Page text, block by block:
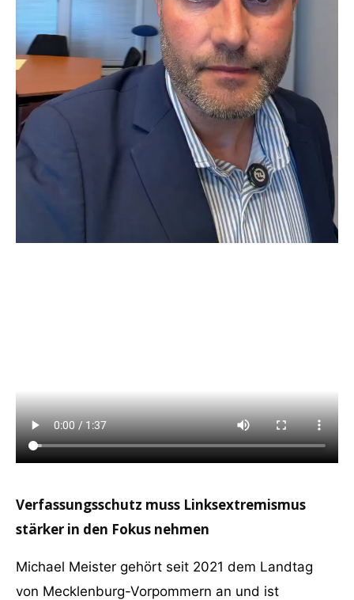
Verfassungsschutz muss Linksextremismus
stärker in den Fokus nehmen
Michael Meister gehört seit 2021 dem Landtag
von Mecklenburg-Vorpommern an und ist